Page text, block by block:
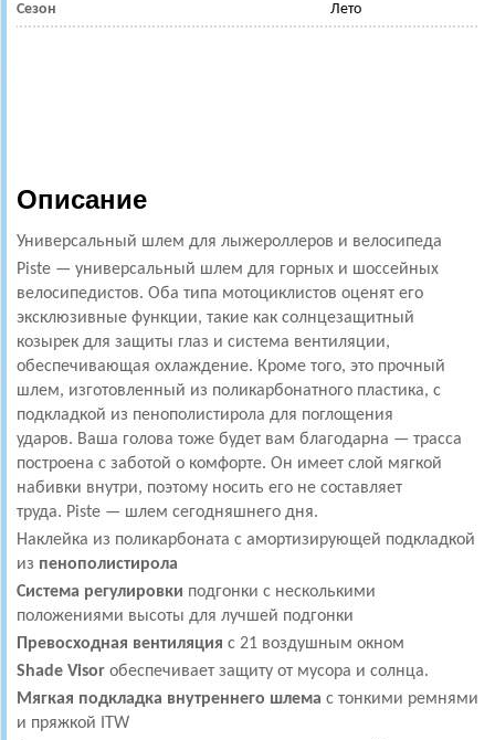
Сезон Лето
Описание
Универсальный шлем для лыжероллеров и велосипеда
Piste — универсальный шлем для горных и шоссейных
велосипедистов. Оба типа мотоциклистов оценят его
эксклюзивные функции, такие как солнцезащитный
козырек для защиты глаз и система вентиляции,
обеспечивающая охлаждение. Кроме того, это прочный
шлем, изготовленный из поликарбонатного пластика, с
подкладкой из пенополистирола для поглощения
ударов. Ваша голова тоже будет вам благодарна — трасса
построена с заботой о комфорте. Он имеет слой мягкой
набивки внутри, поэтому носить его не составляет
труда. Piste — шлем сегодняшнего дня.
Наклейка из поликарбоната с амортизирующей подкладкой
из пенополистирола
Система регулировки подгонки с несколькими
положениями высоты для лучшей подгонки
Превосходная вентиляция с 21 воздушным окном
Shade Visor обеспечивает защиту от мусора и солнца.
Мягкая подкладка внутреннего шлема с тонкими ремнями
и пряжкой ITW